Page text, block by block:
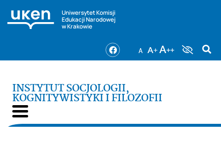
Uniwersytet Komisji
Edukacji Narodowej
w Krakowie
INSTYTUT SOCJOLOGII,
KOGNITYWISTYKI I FILOZOFII